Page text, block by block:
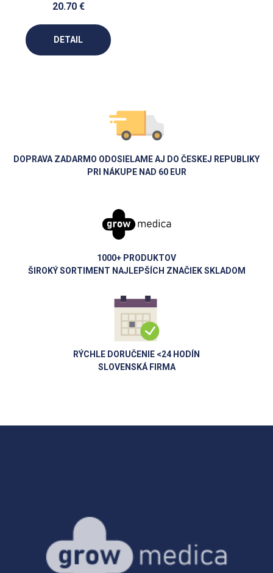
20.70 €
DETAIL
DOPRAVA ZADARMO ODOSIELAME AJ DO ČESKEJ REPUBLIKY
PRI NÁKUPE NAD 60 EUR
1000+ PRODUKTOV
ŠIROKÝ SORTIMENT NAJLEPŠÍCH ZNAČIEK SKLADOM
RÝCHLE DORUČENIE <24 HODÍN
SLOVENSKÁ FIRMA